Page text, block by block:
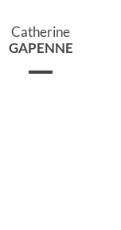
Catherine
GAPENNE